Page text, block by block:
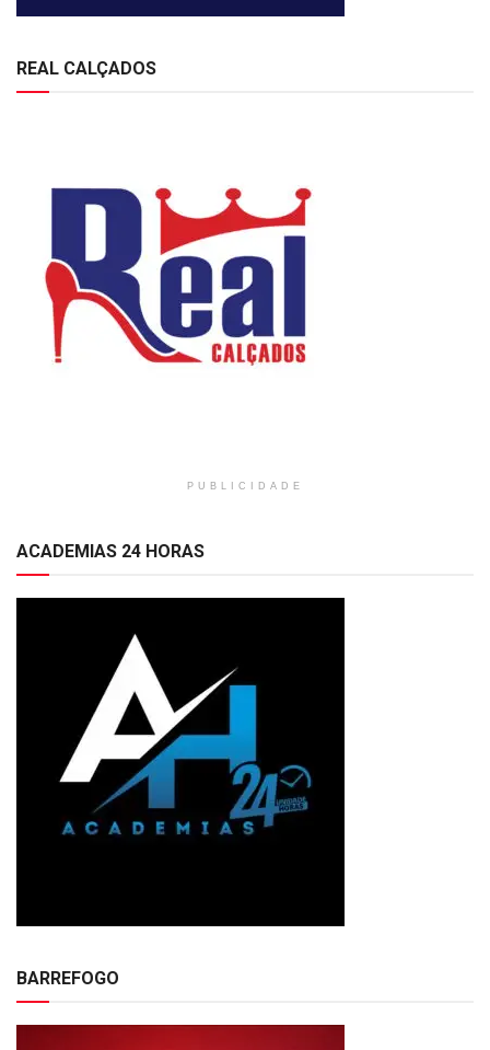
REAL CALÇADOS
PUBLICIDADE
ACADEMIAS 24 HORAS
BARREFOGO